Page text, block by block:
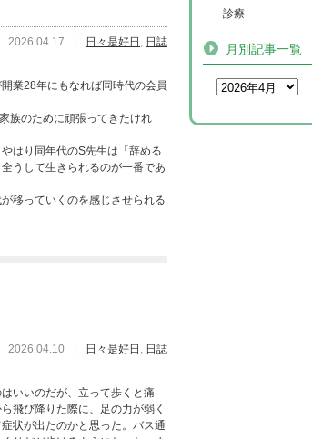
2026.04.17 日々是好日 , 日誌
業28年にもなれば同時代の会員
族のために頑張ってきたけれ
はり同年代のS先生は「辞める
うして生きられるのが一番であ
移っていくのを感じさせられる
2026.04.10 日々是好日 , 日誌
いいのだが、立って歩くと痛
飛び降りた際に、足の力が弱く
状が出たのかと思った。バス通
診療
月別記事一覧